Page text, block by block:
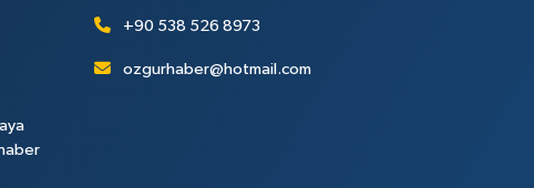
+90 538 526 8973
ozgurhaber@hotmail.com